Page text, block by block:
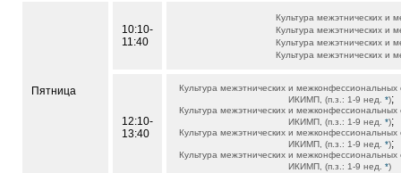
Пятница
10:10-
11:40
Культура межэтнических
Культура межэтнических
Культура межэтнических
Культура межэтнических
12:10-
13:40
Культура межэтнических и
ИКИМП, (п.з.: 1-9 нед. *);
Культура межэтнических и
ИКИМП, (п.з.: 1-9 нед. *);
Культура межэтнических и
ИКИМП, (п.з.: 1-9 нед. *);
Культура межэтнических и
ИКИМП, (п.з.: 1-9 нед. *)